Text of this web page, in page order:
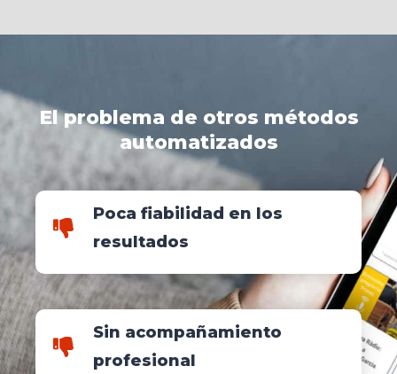
El problema de otros métodos
automatizados
Poca fiabilidad en los
resultados
Sin acompañamiento
profesional